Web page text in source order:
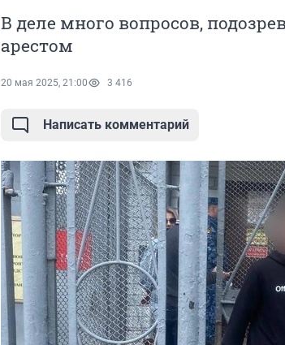
В деле много вопросов,
арестом
20 мая 2025, 21:00 3 416
Написать комментарий